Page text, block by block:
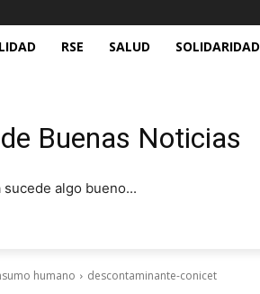
RSE SALUD SOLIDARIDAD
Buenas Noticias
sucede algo bueno...
humano descontaminante-conicet